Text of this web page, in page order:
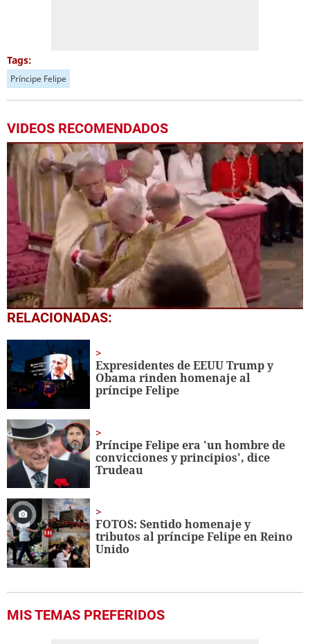
Tags:
Príncipe Felipe
VIDEOS RECOMENDADOS
0
seconds
53
seconds
RELACIONADAS:
Expresidentes de EEUU Trump y
Obama rinden homenaje al
príncipe Felipe
Príncipe Felipe era 'un hombre de
convicciones y principios', dice
Trudeau
FOTOS: Sentido homenaje y
tributos al príncipe Felipe en Reino
Unido
MIS TEMAS PREFERIDOS